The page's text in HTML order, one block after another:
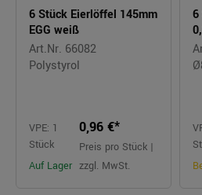
6 Stück Eierlöffel 145mm
EGG weiß
Art.Nr. 66082
Polystyrol
VPE: 1
Stück
Auf Lager
0,96 €*
Preis pro Stück |
zzgl. MwSt.
6